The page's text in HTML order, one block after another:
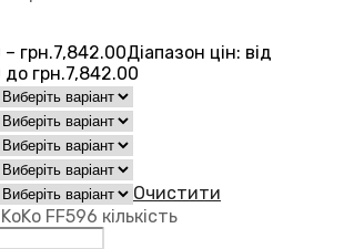
– грн.7,842.00Діапазон цін: від
до грн.7,842.00
Очистити
FF596 кількість